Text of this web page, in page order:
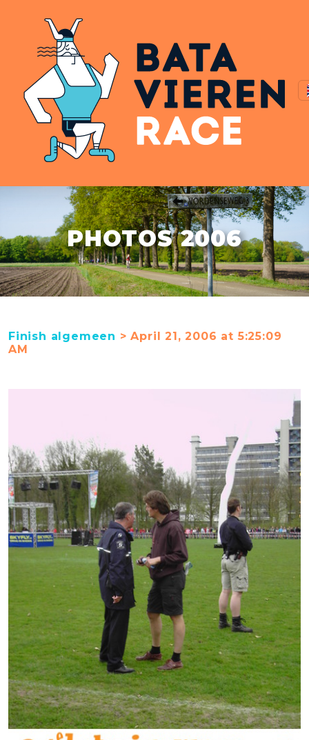
PHOTOS 2006
Finish algemeen > April 21, 2006 at 5:25:09
AM